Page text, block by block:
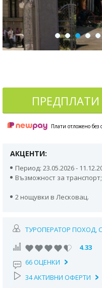
ПРЕДПЛАТИ
Плати отложено без
АКЦЕНТИ:
Период: 23.05.2026 -
Възможност за транспорт;
2 нощувки в Лесковац.
ТУРОПЕРАТОР ПОХОД,
4.33
66 ОЦЕНКИ
34 АКТИВНИ ОФЕРТИ